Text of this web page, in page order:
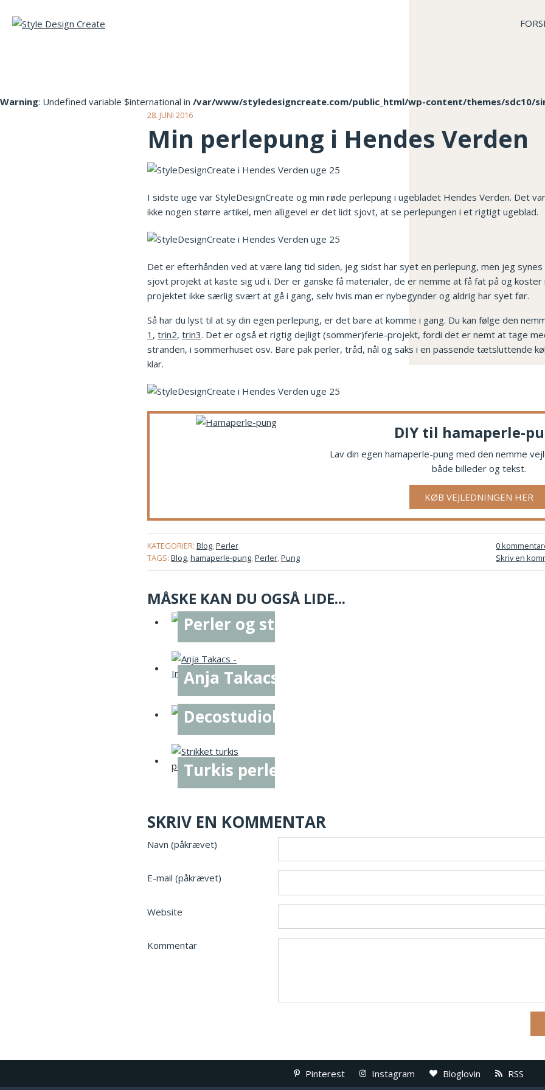
Warning: Undefined variable $international in /var/www/styledesigncreate.com/public_html/wp-content/themes/sdc10/
28. JUNI 2016
Min perlepung i Hendes Verden
I sidste uge var StyleDesignCreate og min røde perlepung i ugebladet Hendes Verden. Det
ikke nogen større artikel, men alligevel er det lidt sjovt, at se perlepungen i et rigtigt ugeblad.
Det er efterhånden ved at være lang tid siden, jeg sidst har syet en perlepung, men jeg
sjovt projekt at kaste sig ud i. Der er ganske få materialer, de er nemme at få fat på og koster
projektet ikke særlig svært at gå i gang, selv hvis man er nybegynder og aldrig har syet før.
Så har du lyst til at sy din egen perlepung, er det bare at komme i gang. Du kan følge den
1 , trin2, trin3. Det er også et rigtig dejligt (sommer)ferie-projekt, fordi det er nemt at tage
stranden, i sommerhuset osv. Bare pak perler, tråd, nål og saks i en passende tætsluttende
klar.
DIY til hamaperle-
Lav din egen hamaperle-pung med den nemme
både billeder og tekst.
KØB VEJLEDNINGEN HER
KATEGORIER: Blog,Perler
TAGS: Blog,hamaperle-pung,Perler,Pung
0
Skriv en
MÅSKE KAN DU OGSÅ LIDE...
Perler og strik
Anja Takacs - Inspiration fra Instagram
Decostudiobys - Inspiration fra Instagram
Turkis perlesweater
SKRIV EN KOMMENTAR
Navn (påkrævet)
E-mail (påkrævet)
Website
Kommentar
Pinterest Instagram Bloglovin RSS